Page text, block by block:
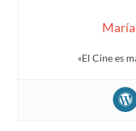
«El Cine es